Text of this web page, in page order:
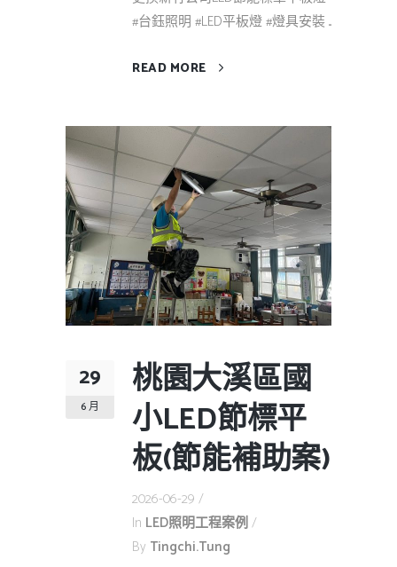
#台鈺照明 #LED平板燈 #燈具安裝 ...
READ MORE
29
6 月
桃園大溪區國
小LED節標平
板(節能補助案)
2026-06-29
In LED照明工程案例
By Tingchi.tung